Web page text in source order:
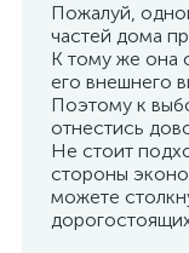
Пожалуй,
частей дома
К тому же она
его внешнего
Поэтому к
отнестись
Не стоит
стороны
можете